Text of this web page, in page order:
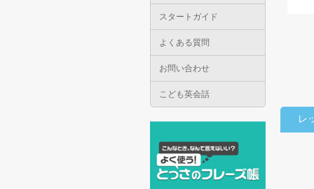
スタートガイド
よくある質問
お問い合わせ
こども英会話
レ